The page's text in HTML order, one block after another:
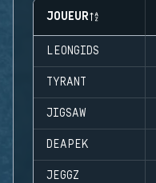
JOUEUR
LEONGIDS
TYRANT
JIGSAW
DEAPEK
JEGGZ